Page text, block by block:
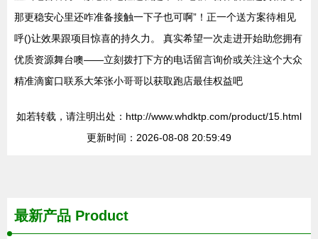
那更稳安心里还咋准备接触一下子也可啊”！正一个送方案待相见
呼()让效果跟项目惊喜的持久力。 真实希望一次走进开始助您拥有
优质资源舞台噢——立刻拨打下方的电话留言询价或关注这个大众
精准滴窗口联系大笨张小哥哥以获取跑店最佳权益吧
如若转载，请注明出处：http://www.whdktp.com/product/15.html
更新时间：2026-08-08 20:59:49
最新产品 Product